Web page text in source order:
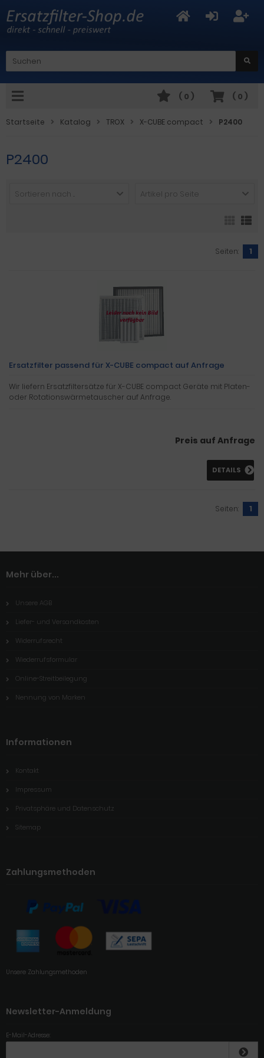
( 0 )
( 0 )
Startseite Katalog TROX X-CUBE compact P2400
P2400
Sortieren nach ... Artikel pro Seite
Seiten: 1
Ersatzfilter passend für X-CUBE compact auf Anfrage
Wir liefern Ersatzfiltersätze für X-CUBE compact Geräte mit Platen-
oder Rotationswärmetauscher auf Anfrage.
Preis auf Anfrage
DETAILS
Seiten: 1
Mehr über...
Unsere AGB
Liefer- und Versandkosten
Widerrufsrecht
Wiederrufsformular
Online-Streitbeilegung
Nennung von Marken
Informationen
Kontakt
Impressum
Privatsphäre und Datenschutz
Sitemap
Zahlungsmethoden
Unsere Zahlungsmethoden
Newsletter-Anmeldung
E-Mail-Adresse: